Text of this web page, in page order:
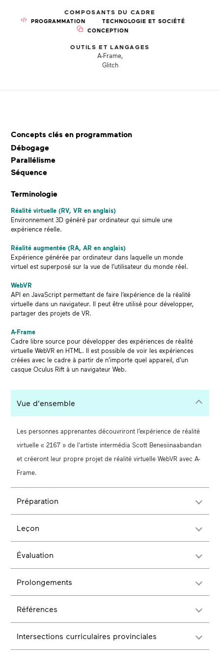
COMPOSANTS DU CADRE
PROGRAMMATION
TECHNOLOGIE ET SOCIÉTÉ
CONCEPTION
OUTILS ET LANGAGES
A-Frame,
Glitch
Concepts clés en programmation
Débogage
Parallélisme
Séquence
Terminologie
Réalité virtuelle (RV, VR en anglais)
Environnement 3D généré par ordinateur qui simule une
expérience réelle.
Réalité augmentée (RA, AR en anglais)
Expérience générée par ordinateur dans laquelle un monde
virtuel est superposé sur la vue de l’utilisateur du monde réel.
WebVR
API en JavaScript permettant de faire l’expérience de la réalité
virtuelle dans un navigateur. Il peut être utilisé pour développer,
partager des projets de VR.
A-Frame
Cadre libre source pour développer des expériences de réalité
virtuelle WebVR en HTML. Il est possible de voir les expériences
créées avec le cadre à partir de n’importe quel appareil, d’un
casque Oculus Rift à un navigateur Web.
Vue d'ensemble
Les personnes apprenantes découvriront l’expérience de réalité
virtuelle « 2167 » de l'artiste intermédia Scott Benesiinaabandan
et créeront leur propre projet de réalité virtuelle WebVR avec A-
Frame.
Préparation
Leçon
Évaluation
Prolongements
Références
Intersections curriculaires provinciales